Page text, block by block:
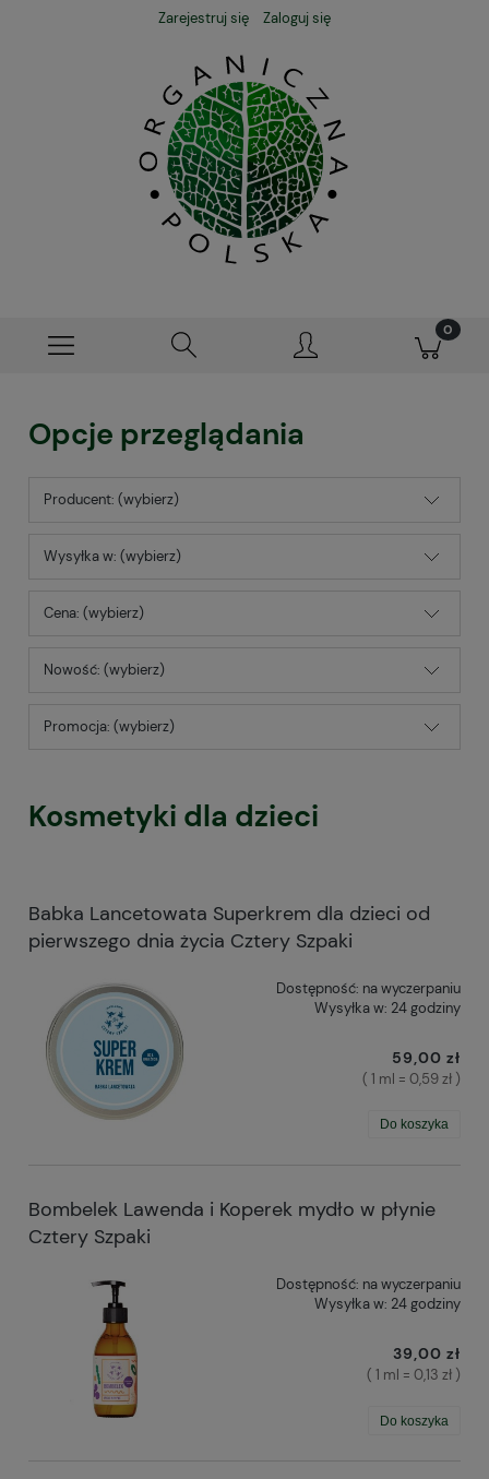
Zarejestruj się Zaloguj się
Opcje przeglądania
Producent: (wybierz)
Wysyłka w: (wybierz)
Cena: (wybierz)
Nowość: (wybierz)
Promocja: (wybierz)
Kosmetyki dla dzieci
Babka Lancetowata Superkrem dla dzieci od
pierwszego dnia życia Cztery Szpaki
Dostępność: na wyczerpaniu
Wysyłka w: 24 godziny
59,00 zł
( 1 ml = 0,59 zł )
Do koszyka
Bombelek Lawenda i Koperek mydło w płynie
Cztery Szpaki
Dostępność: na wyczerpaniu
Wysyłka w: 24 godziny
39,00 zł
( 1 ml = 0,13 zł )
Do koszyka